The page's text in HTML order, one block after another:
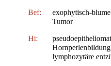
Bef:
exophytisch-
Tumor
Hi:
lymphozytäre